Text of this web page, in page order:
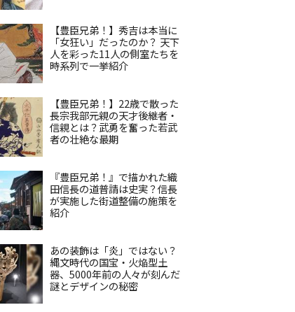
【豊臣兄弟！】秀吉は本当に
「女狂い」だったのか？ 天下
人を彩った11人の側室たちを
時系列で一挙紹介
【豊臣兄弟！】22歳で散った
長宗我部元親の天才後継者・
信親とは？武勇を奮った若武
者の壮絶な最期
『豊臣兄弟！』で描かれた織
田信長の道普請は史実？信長
が実施した街道整備の施策を
紹介
あの装飾は「炎」ではない？
縄文時代の国宝・火焔型土
器、5000年前の人々が刻んだ
謎とデザインの秘密